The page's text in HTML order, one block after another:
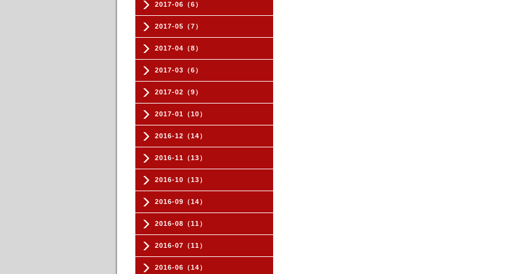
2017-06（6）
2017-05（7）
2017-04（8）
2017-03（6）
2017-02（9）
2017-01（10）
2016-12（14）
2016-11（13）
2016-10（13）
2016-09（14）
2016-08（11）
2016-07（11）
2016-06（14）